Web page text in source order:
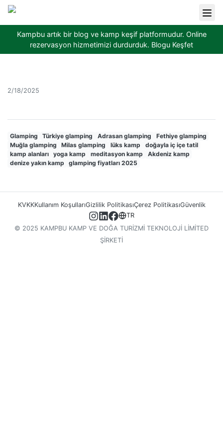
Kampbu artık bir blog ve kamp keşif platformudur. Online
rezervasyon hizmetimizi durdurduk. Blogu Keşfet
2/18/2025
Glamping Türkiye glamping Adrasan glamping
Fethiye glamping
Muğla glamping
Milas glamping lüks kamp
doğayla iç içe tatil
kamp alanları
yoga kamp meditasyon kamp
Akdeniz kamp
denize yakın kamp
glamping fiyatları 2025
KVKKKullanım KoşullarıGizlilik PolitikasıÇerez PolitikasıGüvenlik
TR
© 2025 KAMPBU KAMP VE DOĞA TURİZMİ TEKNOLOJİ LİMİTED
ŞİRKETİ